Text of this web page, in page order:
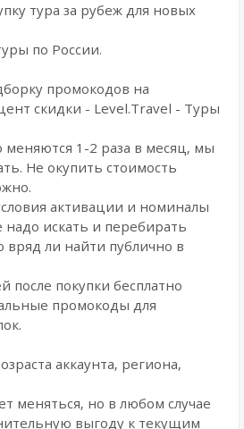
тура за рубеж для новых
по России.
промокодов на
скидки - Level.Travel - Туры
1-2 раза в месяц, мы
Не окупить стоимость
активации и номиналы
искать и перебирать
вряд ли найти публично в
после покупки бесплатно
промокоды для
аккаунта, региона,
меняться, но в любом случае
выгоду к текущим